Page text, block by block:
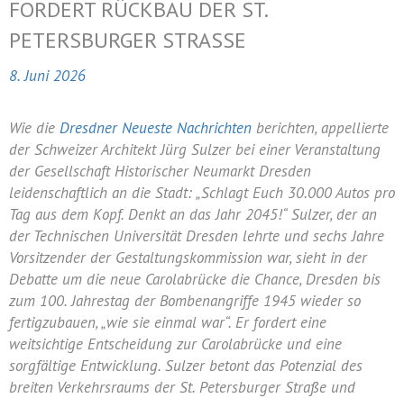
FORDERT RÜCKBAU DER ST.
PETERSBURGER STRASSE
8. Juni 2026
Wie die Dresdner Neueste Nachrichten berichten, appellierte
der Schweizer Architekt Jürg Sulzer bei einer Veranstaltung
der Gesellschaft Historischer Neumarkt Dresden
leidenschaftlich an die Stadt: „Schlagt Euch 30.000 Autos pro
Tag aus dem Kopf. Denkt an das Jahr 2045!“ Sulzer, der an
der Technischen Universität Dresden lehrte und sechs Jahre
Vorsitzender der Gestaltungskommission war, sieht in der
Debatte um die neue Carolabrücke die Chance, Dresden bis
zum 100. Jahrestag der Bombenangriffe 1945 wieder so
fertigzubauen, „wie sie einmal war“. Er fordert eine
weitsichtige Entscheidung zur Carolabrücke und eine
sorgfältige Entwicklung. Sulzer betont das Potenzial des
breiten Verkehrsraums der St. Petersburger Straße und